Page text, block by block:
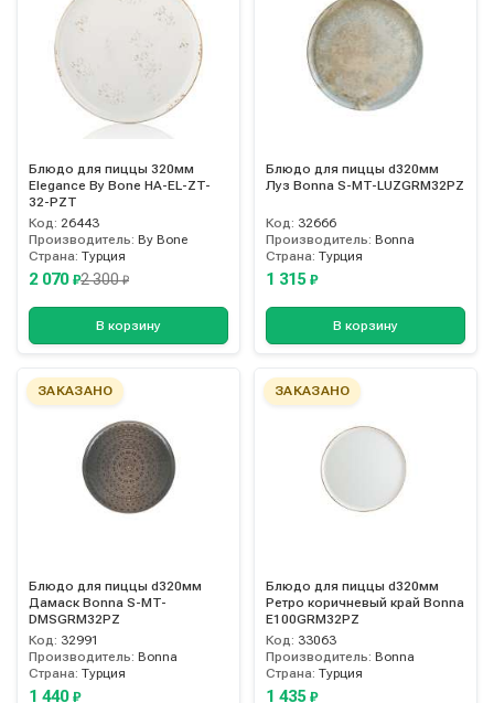
Блюдо для пиццы 320мм
Elegance By Bone HA-EL-ZT-
32-PZT
Код: 26443
Производитель: By Bone
Страна: Турция
2 070 ₽2 300₽
В корзину
Блюдо для пиццы d320мм
Луз Bonna S-MT-LUZGRM32PZ
Код: 32666
Производитель: Bonna
Страна: Турция
1 315 ₽
В корзину
ЗАКАЗАНО
Блюдо для пиццы d320мм
Дамаск Bonna S-MT-
DMSGRM32PZ
Код: 32991
Производитель: Bonna
Страна: Турция
1 440 ₽
ЗАКАЗАНО
Блюдо для пиццы d320мм
Ретро коричневый край Bonna
E100GRM32PZ
Код: 33063
Производитель: Bonna
Страна: Турция
1 435 ₽